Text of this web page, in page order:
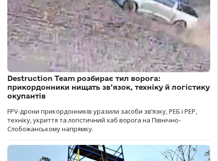
Destruction Team розбирає тил ворога:
прикордонники нищать зв’язок, техніку й логістику
окупантів
FPV-дрони прикордонників уразили засоби зв’язку, РЕБ і РЕР,
техніку, укриття та логістичний хаб ворога на Північно-
Слобожанському напрямку.